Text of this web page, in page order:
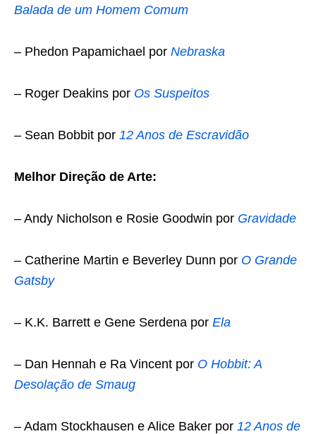
Balada de um Homem Comum
– Phedon Papamichael por Nebraska
– Roger Deakins por Os Suspeitos
– Sean Bobbit por 12 Anos de Escravidão
Melhor Direção de Arte:
– Andy Nicholson e Rosie Goodwin por Gravidade
– Catherine Martin e Beverley Dunn por O Grande
Gatsby
– K.K. Barrett e Gene Serdena por Ela
– Dan Hennah e Ra Vincent por O Hobbit: A
Desolação de Smaug
– Adam Stockhausen e Alice Baker por 12 Anos de